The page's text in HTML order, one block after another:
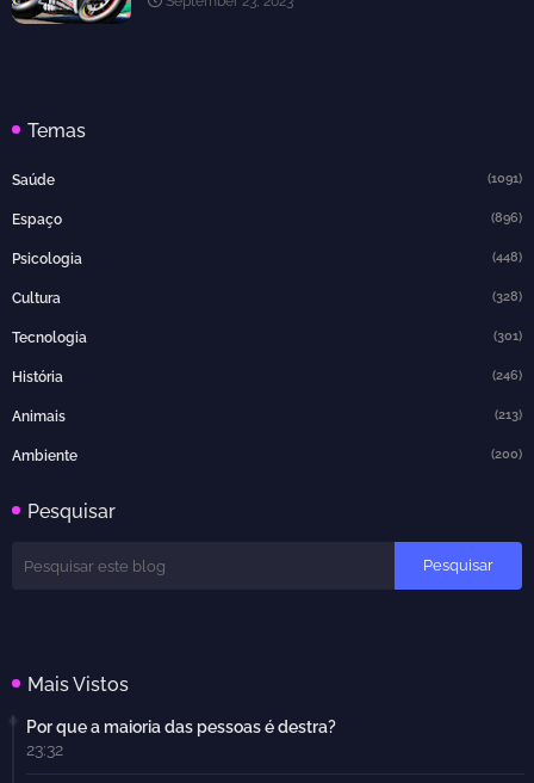
Temas
Saúde (1091)
Espaço (896)
Psicologia (448)
Cultura (328)
Tecnologia (301)
História (246)
Animais (213)
Ambiente (200)
Pesquisar
Mais Vistos
Por que a maioria das pessoas é destra?
23:32